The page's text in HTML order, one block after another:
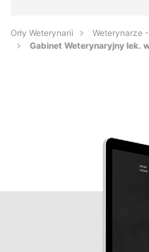
Orły Weterynarii
Weterynarze
Gabinet Weterynaryjny lek.